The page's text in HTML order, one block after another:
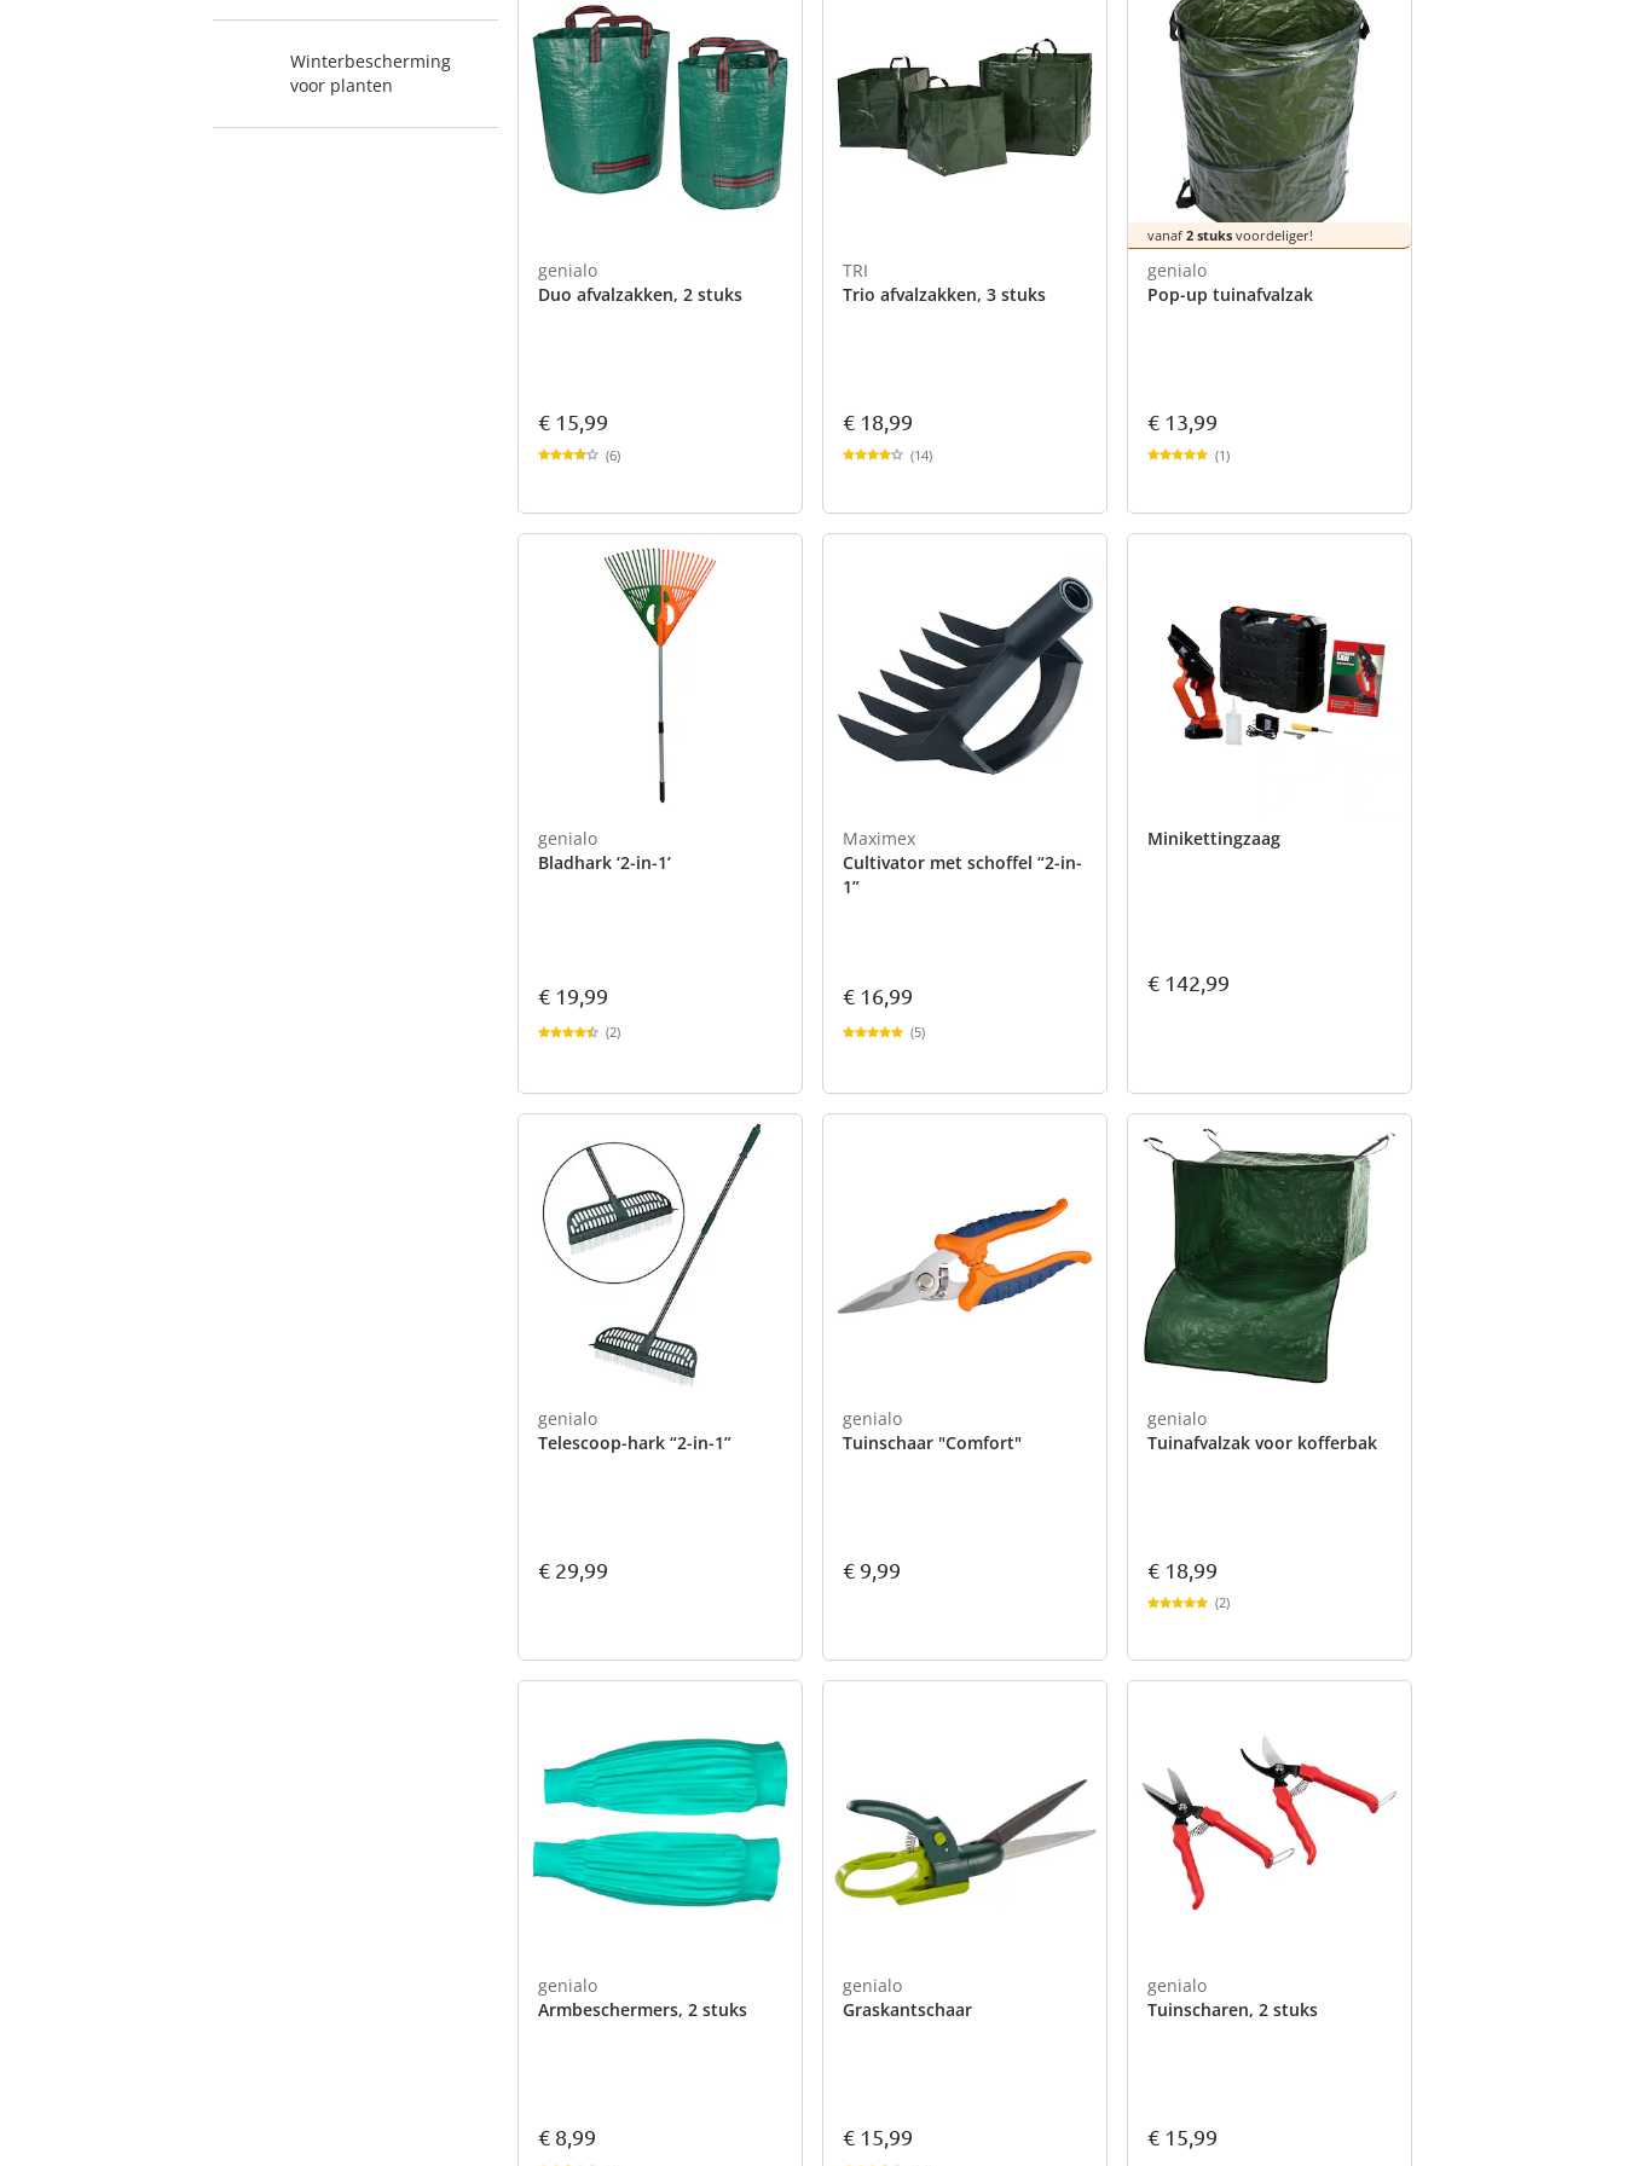
Winterbescherming
voor planten
genialo
Duo afvalzakken, 2 stuks
€ 15,99
(6)
TRI
Trio afvalzakken, 3 stuks
€ 18,99
(14)
vanaf 2 stuks voordeliger!
genialo
Pop-up tuinafvalzak
€ 13,99
(1)
genialo
Bladhark ‘2-in-1’
€ 19,99
(2)
Maximex
Cultivator met schoffel “2-in-
1”
€ 16,99
(5)
Minikettingzaag
€ 142,99
genialo
Telescoop-hark “2-in-1”
€ 29,99
genialo
Tuinschaar "Comfort"
€ 9,99
genialo
Tuinafvalzak voor kofferbak
€ 18,99
(2)
genialo
Armbeschermers, 2 stuks
€ 8,99
genialo
Graskantschaar
€ 15,99
genialo
Tuinscharen, 2 stuks
€ 15,99